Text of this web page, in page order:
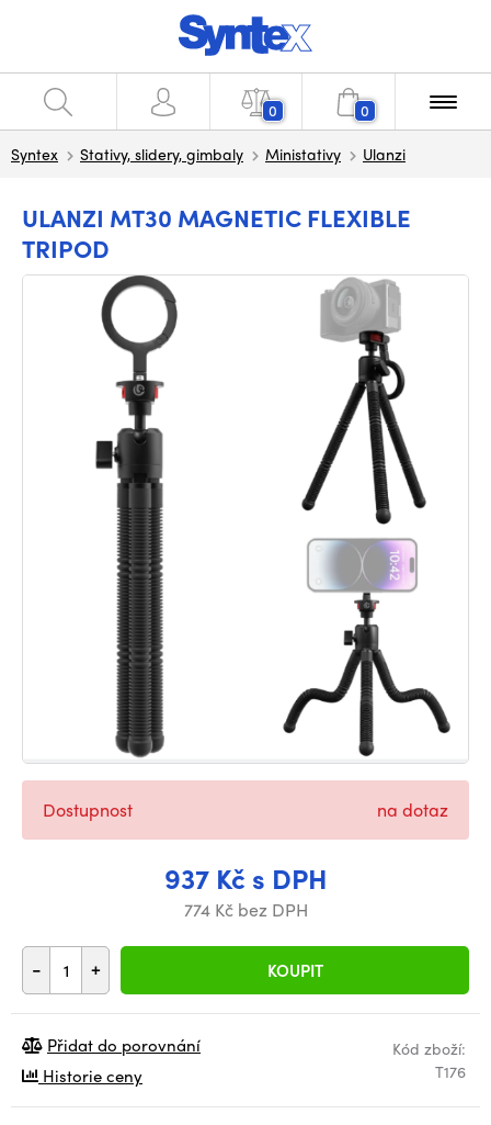
0 0
Syntex Stativy, slidery, gimbaly Ministativy Ulanzi
ULANZI MT30 MAGNETIC FLEXIBLE
TRIPOD
937 Kč s DPH
774 Kč bez DPH
- + KOUPIT
Dostupnost na dotaz
Kód zboží:
T176
Přidat do porovnání
Historie ceny